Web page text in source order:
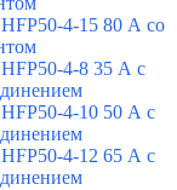
4-15 80 А со
4-8 35 А с
4-10 50 А с
4-12 65 А с